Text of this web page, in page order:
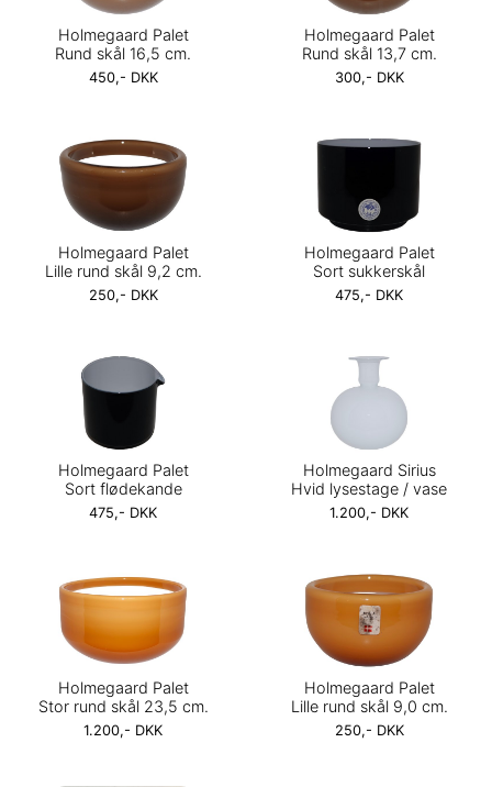
Holmegaard Palet
Rund skål 16,5 cm.
450,- DKK
Holmegaard Palet
Rund skål 13,7 cm.
300,- DKK
Holmegaard Palet
Lille rund skål 9,2 cm.
250,- DKK
Holmegaard Palet
Sort sukkerskål
475,- DKK
Holmegaard Palet
Sort flødekande
475,- DKK
Holmegaard Sirius
Hvid lysestage / vase
1.200,- DKK
Holmegaard Palet
Stor rund skål 23,5 cm.
1.200,- DKK
Holmegaard Palet
Lille rund skål 9,0 cm.
250,- DKK